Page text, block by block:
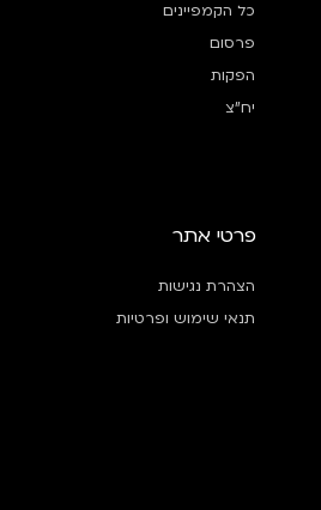
כל הקמפיינים
פרסום
הפקות
יח”צ
פרטי אתר
הצהרת נגישות
תנאי שימוש ופרטיות